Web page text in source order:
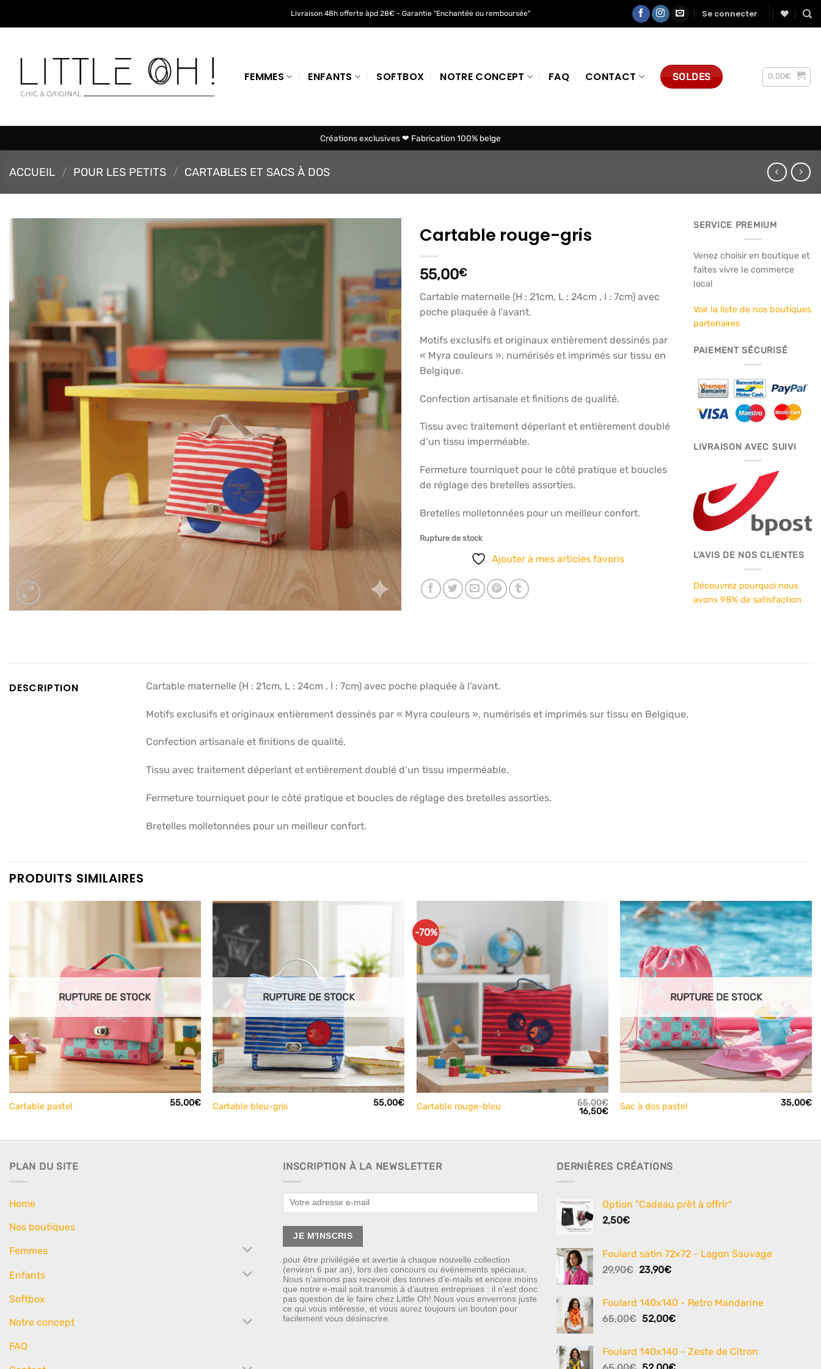
Livraison 48h offerte àpd 28€ - Garantie "Enchantée ou remboursée" Se connecter
FEMMES ENFANTS SOFTBOX NOTRE CONCEPT FAQ CONTACT SOLDES 0,00€
Créations exclusives ❤ Fabrication 100% belge
ACCUEIL / POUR LES PETITS / CARTABLES ET SACS À DOS
à mes
articles
favoris
Cartable rouge-gris
55,00€
Cartable maternelle (H : 21cm, L : 24cm , l : 7cm) avec
poche plaquée à l’avant.
Motifs exclusifs et originaux entièrement dessinés par
« Myra couleurs », numérisés et imprimés sur tissu en
Belgique.
Confection artisanale et finitions de qualité.
Tissu avec traitement déperlant et entièrement doublé
d’un tissu imperméable.
Fermeture tourniquet pour le côté pratique et boucles
de réglage des bretelles assorties.
Bretelles molletonnées pour un meilleur confort.
Rupture de stock
Ajouter à mes articles favoris
SERVICE PREMIUM
Venez choisir en boutique et
faites vivre le commerce
local
Voir la liste de nos boutiques
partenaires
PAIEMENT SÉCURISÉ
LIVRAISON AVEC SUIVI
L’AVIS DE NOS CLIENTES
Découvrez pourquoi nous
avons 98% de satisfaction
DESCRIPTION Cartable maternelle (H : 21cm, L : 24cm , l : 7cm) avec poche plaquée à l’avant.
Motifs exclusifs et originaux entièrement dessinés par « Myra couleurs », numérisés et imprimés sur tissu en Belgique.
Confection artisanale et finitions de qualité.
Tissu avec traitement déperlant et entièrement doublé d’un tissu imperméable.
Fermeture tourniquet pour le côté pratique et boucles de réglage des bretelles assorties.
Bretelles molletonnées pour un meilleur confort.
PRODUITS SIMILAIRES
Ajouter
à mes
RUPTURE DE STOCK
Cartable pastel 55,00€
articles
favoris
+
RUPTURE DE STOCK
Cartable bleu-gris 55,00€
-70%
+
Cartable rouge-bleu 55,00€
Le
16,50€Le
Ajouter
à mes
articles
favoris
+
RUPTURE DE STOCK
Sac à dos pastel 35,00€
PLAN DU SITE
Home
Nos boutiques
Femmes
Enfants
Softbox
Notre concept
FAQ
INSCRIPTION À LA NEWSLETTER
pour être privilégiée et avertie à chaque nouvelle collection
(environ 6 par an), lors des concours ou événements spéciaux.
Nous n’aimons pas recevoir des tonnes d’e-mails et encore moins
que notre e-mail soit transmis à d’autres entreprises : il n’est donc
pas question de le faire chez Little Oh! Nous vous enverrons juste
ce qui vous intéresse, et vous aurez toujours un bouton pour
facilement vous désinscrire.
DERNIÈRES CRÉATIONS
Option "Cadeau prêt à offrir"
2,50€
Foulard satin 72x72 - Lagon Sauvage
29,90€ Le
était :
29,90€.
23,90€Le
est :
23,90€.
Foulard 140x140 - Retro Mandarine
65,00€ Le
était :
52,00€Le
est :
Foulard 140x140 - Zeste de Citron